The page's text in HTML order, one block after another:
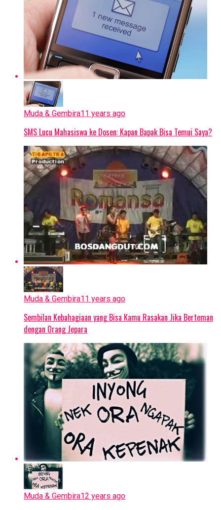
Muda & Gembira11 years ago
SMS Lucu Mahasiswa ke Dosen: Kapan Bapak Bisa Temui Saya?
Muda & Gembira11 years ago
Sembilan Kebahagiaan yang Bisa Kamu Rasakan Jika Berteman
dengan Orang Jepara
Muda & Gembira12 years ago